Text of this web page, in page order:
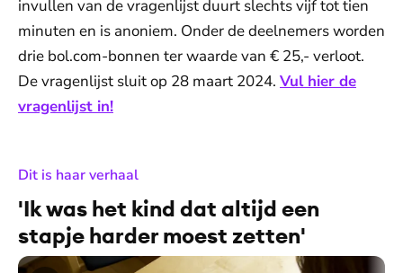
invullen van de vragenlijst duurt slechts vijf tot tien
minuten en is anoniem. Onder de deelnemers worden
drie bol.com-bonnen ter waarde van € 25,- verloot.
De vragenlijst sluit op 28 maart 2024. Vul hier de
vragenlijst in!
Dit is haar verhaal:
'Ik was het kind dat altijd een
stapje harder moest zetten'